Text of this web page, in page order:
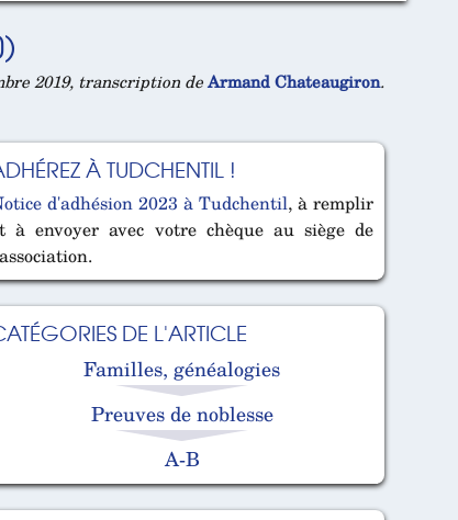
2019, transcription deArmand Chateaugiron.
À TUDCHENTIL !
d'adhésion 2023 à Tudchentil, à remplir
à envoyer avec votre chèque au siège de
DE L'ARTICLE
Familles, généalogies
Preuves de noblesse
A-B